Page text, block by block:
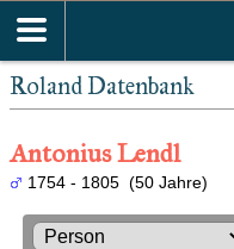
Roland Datenbank
Antonius Lendl
1754 - 1805 (50 Jahre)